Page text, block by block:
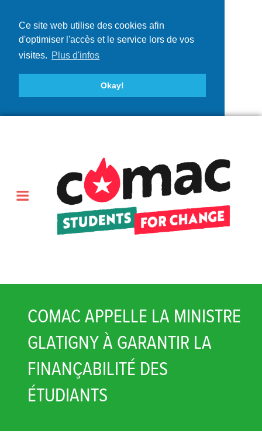
Ce site web utilise des cookies afin
d'optimiser l'accès et le service lors de vos
visites. Plus d'infos
Okay!
COMAC APPELLE LA MINISTRE
GLATIGNY À GARANTIR LA
FINANÇABILITÉ DES
ÉTUDIANTS